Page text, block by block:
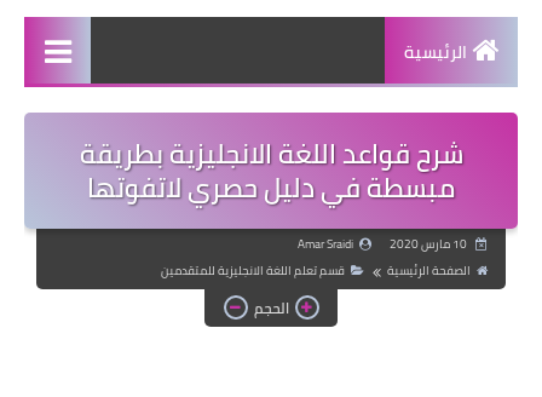
الرئيسية
شرح قواعد اللغة الانجليزية بطريقة
مبسطة في دليل حصري لاتفوتها
10 مارس 2020
Amar Sraidi
الصفحة الرئيسية
قسم تعلم اللغة الانجليزية للمتقدمين
الحجم